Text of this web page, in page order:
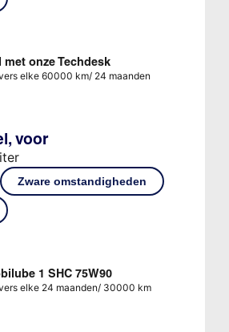
met onze Techdesk
elke 60000 km/ 24 maanden
voor
Zware omstandigheden
1 SHC 75W90
elke 24 maanden/ 30000 km